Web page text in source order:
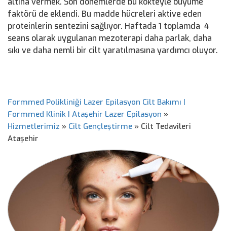
faktörü de eklendi. Bu madde hücreleri aktive eden
proteinlerin sentezini sağlıyor. Haftada 1 toplamda 4
seans olarak uygulanan mezoterapi daha parlak, daha
sıkı ve daha nemli bir cilt yaratılmasına yardımcı oluyor.
Formmed Polikliniği Lazer Epilasyon Cilt Bakımı |
Formmed Klinik | Ataşehir Lazer Epilasyon »
Hizmetlerimiz » Cilt Gençleştirme » Cilt Tedavileri
Ataşehir